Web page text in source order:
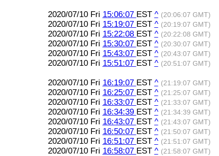
2020/07/10 Fri 15:06:07 EST ^ (20:06:07 GMT)
2020/07/10 Fri 15:19:07 EST ^ (20:19:07 GMT)
2020/07/10 Fri 15:22:08 EST ^ (20:22:08 GMT)
2020/07/10 Fri 15:30:07 EST ^ (20:30:07 GMT)
2020/07/10 Fri 15:43:07 EST ^ (20:43:07 GMT)
2020/07/10 Fri 15:51:07 EST ^ (20:51:07 GMT)
2020/07/10 Fri 16:19:07 EST ^ (21:19:07 GMT)
2020/07/10 Fri 16:25:07 EST ^ (21:25:07 GMT)
2020/07/10 Fri 16:33:07 EST ^ (21:33:07 GMT)
2020/07/10 Fri 16:34:39 EST ^ (21:34:39 GMT)
2020/07/10 Fri 16:43:07 EST ^ (21:43:07 GMT)
2020/07/10 Fri 16:50:07 EST ^ (21:50:07 GMT)
2020/07/10 Fri 16:51:07 EST ^ (21:51:07 GMT)
2020/07/10 Fri 16:58:07 EST ^ (21:58:07 GMT)